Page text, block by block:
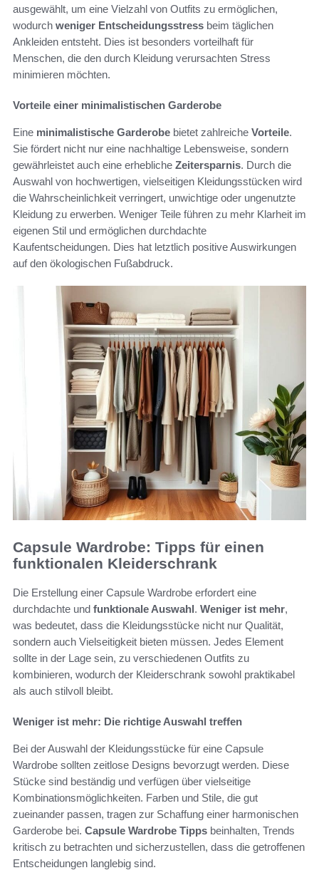
ausgewählt, um eine Vielzahl von Outfits zu ermöglichen,
wodurch weniger Entscheidungsstress beim täglichen
Ankleiden entsteht. Dies ist besonders vorteilhaft für
Menschen, die den durch Kleidung verursachten Stress
minimieren möchten.
Vorteile einer minimalistischen Garderobe
Eine minimalistische Garderobe bietet zahlreiche Vorteile.
Sie fördert nicht nur eine nachhaltige Lebensweise, sondern
gewährleistet auch eine erhebliche Zeitersparnis. Durch die
Auswahl von hochwertigen, vielseitigen Kleidungsstücken wird
die Wahrscheinlichkeit verringert, unwichtige oder ungenutzte
Kleidung zu erwerben. Weniger Teile führen zu mehr Klarheit im
eigenen Stil und ermöglichen durchdachte
Kaufentscheidungen. Dies hat letztlich positive Auswirkungen
auf den ökologischen Fußabdruck.
Capsule Wardrobe: Tipps für einen
funktionalen Kleiderschrank
Die Erstellung einer Capsule Wardrobe erfordert eine
durchdachte und funktionale Auswahl. Weniger ist mehr,
was bedeutet, dass die Kleidungsstücke nicht nur Qualität,
sondern auch Vielseitigkeit bieten müssen. Jedes Element
sollte in der Lage sein, zu verschiedenen Outfits zu
kombinieren, wodurch der Kleiderschrank sowohl praktikabel
als auch stilvoll bleibt.
Weniger ist mehr: Die richtige Auswahl treffen
Bei der Auswahl der Kleidungsstücke für eine Capsule
Wardrobe sollten zeitlose Designs bevorzugt werden. Diese
Stücke sind beständig und verfügen über vielseitige
Kombinationsmöglichkeiten. Farben und Stile, die gut
zueinander passen, tragen zur Schaffung einer harmonischen
Garderobe bei. Capsule Wardrobe Tipps beinhalten, Trends
kritisch zu betrachten und sicherzustellen, dass die getroffenen
Entscheidungen langlebig sind.